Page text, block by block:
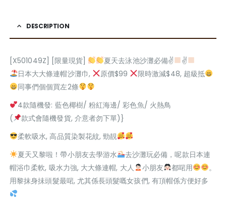
DESCRIPTION
[X501049Z] [限量現貨] 夏天去泳池沙灘必備✌
✌
日本大大條連帽沙灘巾,
原價$99
限時激減$48, 超級抵
同事們個個買左2條
4款隨機發: 藍色椰樹/ 粉紅海邊/ 彩色魚/ 火熱鳥
(
款式會隨機發貨, 介意者勿下單)}
柔軟吸水, 高品質染製花紋, 勁靚
夏天又黎啦！帶小朋友去學游水
去沙灘玩必備，呢款日本連
帽浴巾柔軟, 吸水力強, 大大條連帽, 大人
小朋友 都啱用
。
用黎抹身抺頭髮最啱, 尤其係長頭髮嘅女孩們, 有頂帽係方便好多